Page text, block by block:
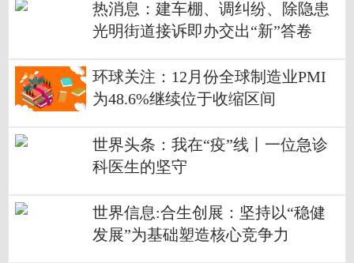
热消息：建车棚、调纠纷、除隐患
光明街道接诉即办交出“新”答卷
环球关注：12月份全球制造业PMI
为48.6%继续位于收缩区间
世界头条：我在“疫”线丨一位急诊
科医生的坚守
世界信息:合生创展：坚持以“稳健
发展”为基础塑造核心竞争力